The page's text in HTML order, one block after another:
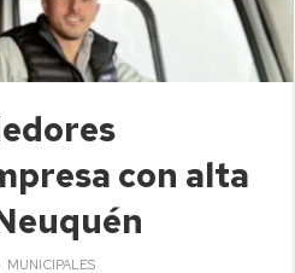
con alta
MUNICIPALES